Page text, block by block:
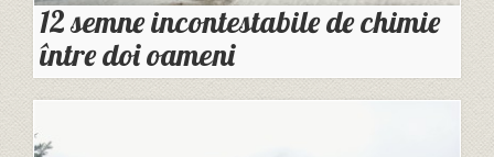
12 semne incontestabile de chimie
între doi oameni